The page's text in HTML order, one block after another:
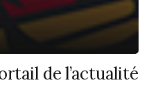
de l’actualité